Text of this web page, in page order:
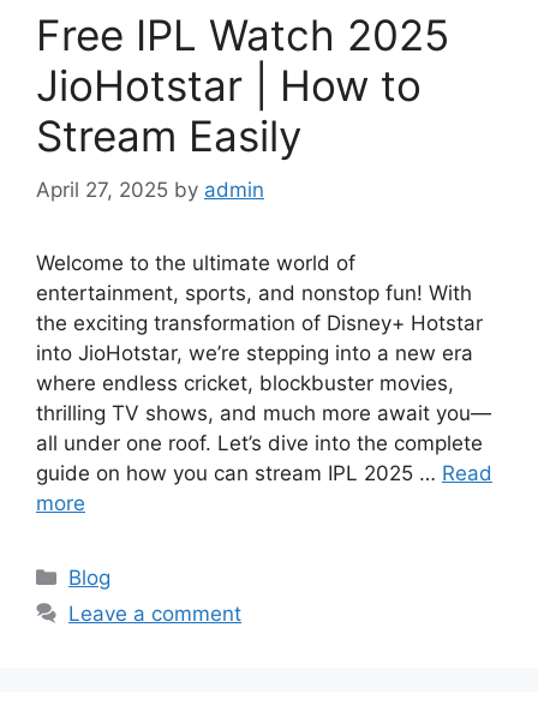
Free IPL Watch 2025
JioHotstar | How to
Stream Easily
April 27, 2025 by admin
Welcome to the ultimate world of
entertainment, sports, and nonstop fun! With
the exciting transformation of Disney+ Hotstar
into JioHotstar, we’re stepping into a new era
where endless cricket, blockbuster movies,
thrilling TV shows, and much more await you—
all under one roof. Let’s dive into the complete
guide on how you can stream IPL 2025 … Read
more
Categories
Blog
Leave a comment